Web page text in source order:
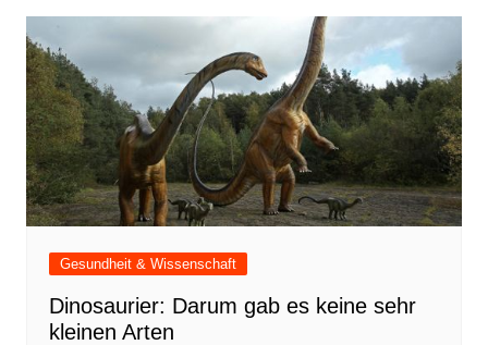
Gesundheit & Wissenschaft
Dinosaurier: Darum gab es keine sehr
kleinen Arten